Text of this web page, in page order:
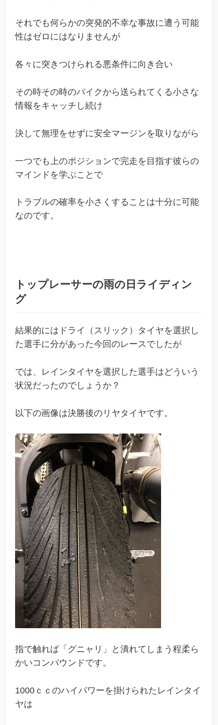
それでも何らかの突発的不幸な事故に遭う可能
性はゼロにはなりませんが
各々に突きつけられる悪条件に向き合い
その時その時のバイクから送られてくる小さな
情報をキャッチし続け
決して無理をせずに安全マージンを取りながら
一つでも上のポジションで完走を目指す彼らの
マインドを学ぶことで
トラブルの確率を小さくすることは十分に可能
なのです。
トップレーサーの雨の日ライディン
グ
結果的にはドライ（スリック）タイヤを選択し
た選手に分があった今回のレースでしたが
では、レインタイヤを選択した選手はどういう
状況だったのでしょうか？
以下の画像は決勝後のリヤタイヤです。
指で触れば「グニャリ」と潰れてしまう程柔ら
かいコンパウンドです。
1000ｃｃのハイパワーを掛けられたレインタイ
ヤは